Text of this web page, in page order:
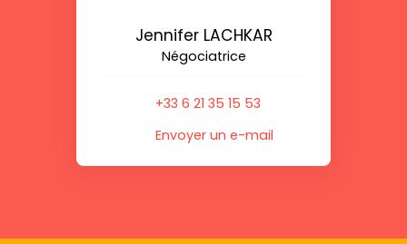
Jennifer LACHKAR
Négociatrice
+33 6 21 35 15 53
Envoyer un e-mail